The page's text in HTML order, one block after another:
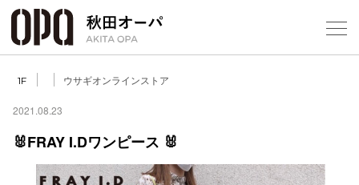
1F ウサギオンラインストア
2021.08.23
🐰FRAY I.Dワンピース 🐰
フロア